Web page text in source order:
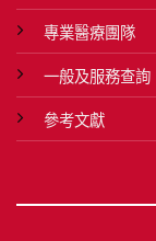
專業醫療團隊
一般及服務查詢
參考文獻